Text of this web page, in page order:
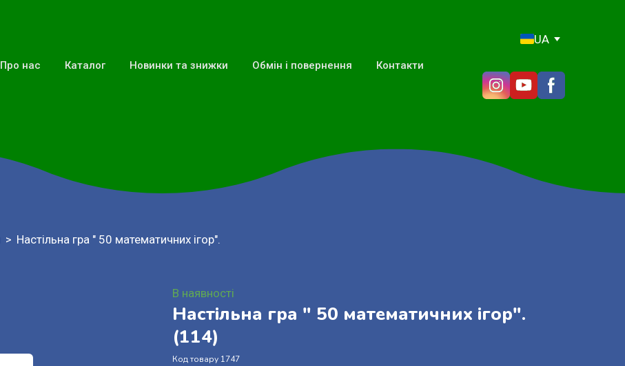
Про нас Каталог Новинки та знижки Обмін і повернення Контакти
UA
Настільна гра " 50 математичних ігор".
В наявності
Настільна гра " 50 математичних ігор".
(114)
Код товару 1747